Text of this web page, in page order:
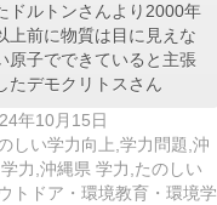
ドルトンさんより2000年
上前に物質は目に見えな
原子でできていると主張
たデモクリトスさん
年10月15日
しい学力向上,学力問題,沖
力,沖縄県 学力,たのしい
トドア・環境教育・環境学